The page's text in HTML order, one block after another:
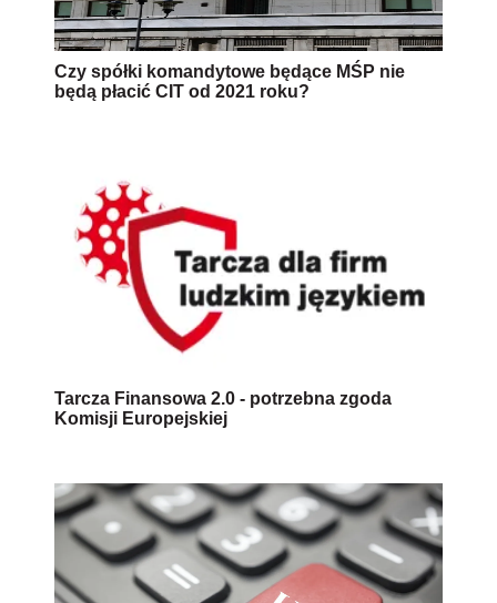
Czy spółki komandytowe będące MŚP nie
będą płacić CIT od 2021 roku?
Tarcza Finansowa 2.0 - potrzebna zgoda
Komisji Europejskiej